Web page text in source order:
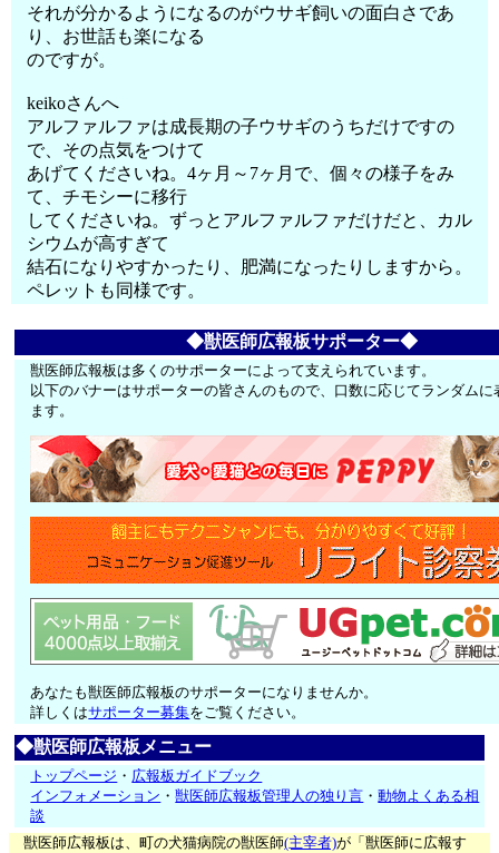
それが分かるようになるのがウサギ飼いの面白さであ
り、お世話も楽になる
のですが。
keikoさんへ
アルファルファは成長期の子ウサギのうちだけですの
で、その点気をつけて
あげてくださいね。4ヶ月～7ヶ月で、個々の様子をみ
て、チモシーに移行
してくださいね。ずっとアルファルファだけだと、カル
シウムが高すぎて
結石になりやすかったり、肥満になったりしますから。
ペレットも同様です。
◆獣医師広報板サポーター◆
獣医師広報板は多くのサポーターによって支えられています。
以下のバナーはサポーターの皆さんのもので、口数に応じてランダムに
ます。
あなたも獣医師広報板のサポーターになりませんか。
詳しくはサポーター募集をご覧ください。
◆獣医師広報板メニュー
トップページ ・ 広報板ガイドブック
インフォメーション ・獣医師広報板管理人の独り言 ・動物よくある相
談
獣医師広報板は、町の犬猫病院の獣医師(主宰者)が「獣医師に広報す